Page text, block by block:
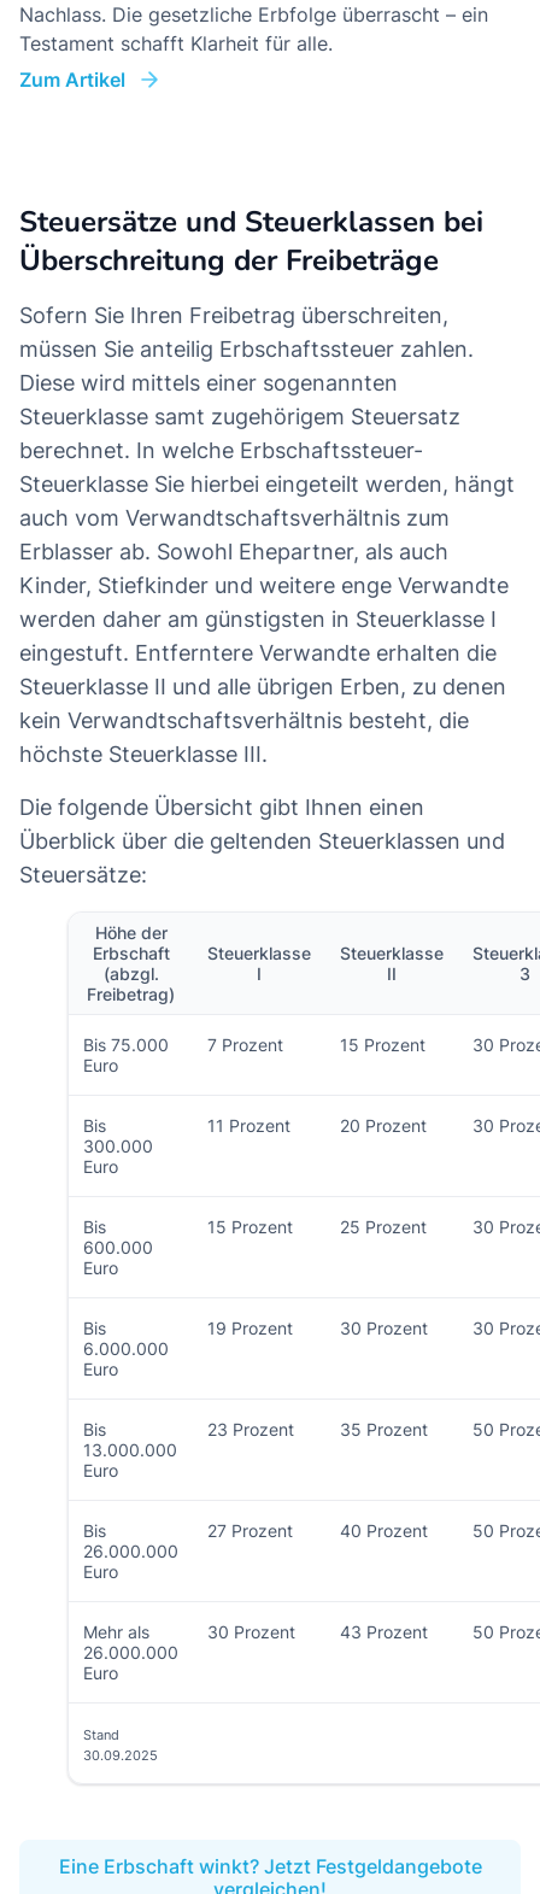
Nachlass. Die gesetzliche Erbfolge überrascht – ein
Testament schafft Klarheit für alle.
Zum Artikel
Steuersätze und Steuerklassen bei
Überschreitung der Freibeträge
Sofern Sie Ihren Freibetrag überschreiten,
müssen Sie anteilig Erbschaftssteuer zahlen.
Diese wird mittels einer sogenannten
Steuerklasse samt zugehörigem Steuersatz
berechnet. In welche Erbschaftssteuer-
Steuerklasse Sie hierbei eingeteilt werden, hängt
auch vom Verwandtschaftsverhältnis zum
Erblasser ab. Sowohl Ehepartner, als auch
Kinder, Stiefkinder und weitere enge Verwandte
werden daher am günstigsten in Steuerklasse I
eingestuft. Entferntere Verwandte erhalten die
Steuerklasse II und alle übrigen Erben, zu denen
kein Verwandtschaftsverhältnis besteht, die
höchste Steuerklasse III.
Die folgende Übersicht gibt Ihnen einen
Überblick über die geltenden Steuerklassen und
Steuersätze:
Höhe der
Erbschaft
(abzgl.
Freibetrag)
Steuerklasse
I
Steuerklasse
II
3
Bis 75.000
Euro
7 Prozent 15 Prozent 30
Bis
300.000
Euro
11 Prozent 20 Prozent 30
Bis
600.000
Euro
15 Prozent 25 Prozent 30
Bis
6.000.000
Euro
19 Prozent 30 Prozent 30
Bis
13.000.000
Euro
23 Prozent 35 Prozent 50
Bis
26.000.000
Euro
27 Prozent 40 Prozent 50
Mehr als
26.000.000
Euro
30 Prozent 43 Prozent 50
Stand
30.09.2025
Eine Erbschaft winkt? Jetzt Festgeldangebote
vergleichen!